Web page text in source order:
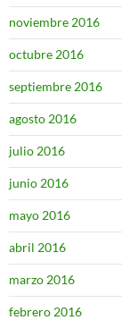
noviembre 2016
octubre 2016
septiembre 2016
agosto 2016
julio 2016
junio 2016
mayo 2016
abril 2016
marzo 2016
febrero 2016